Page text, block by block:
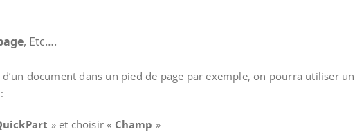
, Etc….
d’un document dans un pied de page par exemple, on pourra utiliser
» et choisir « Champ »